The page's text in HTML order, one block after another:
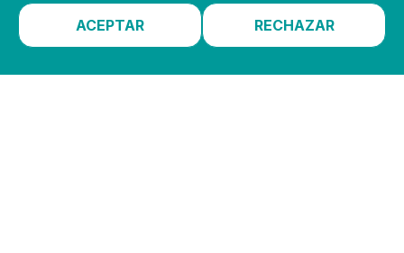
ACEPTAR RECHAZAR